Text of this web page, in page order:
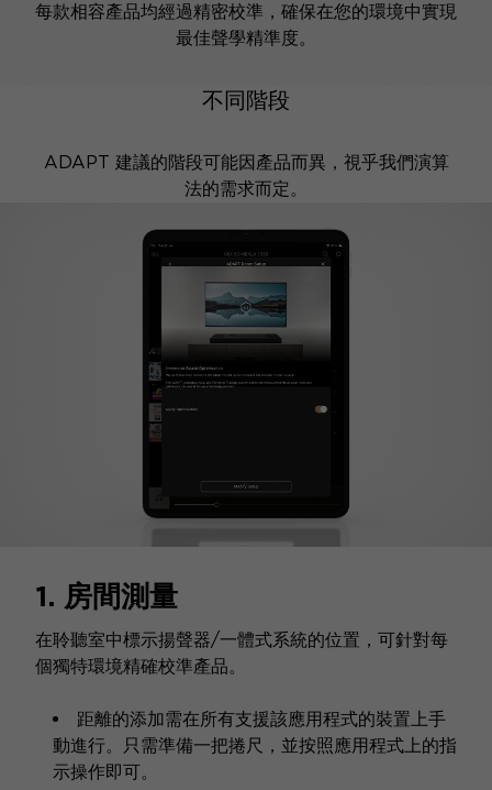
每款相容產品均經過精密校準，確保在您的環境中實現
最佳聲學精準度。
不同階段
ADAPT 建議的階段可能因產品而異，視乎我們演算
法的需求而定。
1. 房間測量
在聆聽室中標示揚聲器/一體式系統的位置，可針對每
個獨特環境精確校準產品。
距離的添加需在所有支援該應用程式的裝置上手
動進行。只需準備一把捲尺，並按照應用程式上的指
示操作即可。